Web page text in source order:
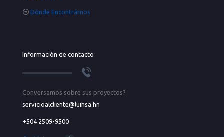
Dónde Encontrárnos
Información de contacto
Conversamos sobre sus proyectos?
servicioalcliente@luihsa.hn
+504 2509-9500